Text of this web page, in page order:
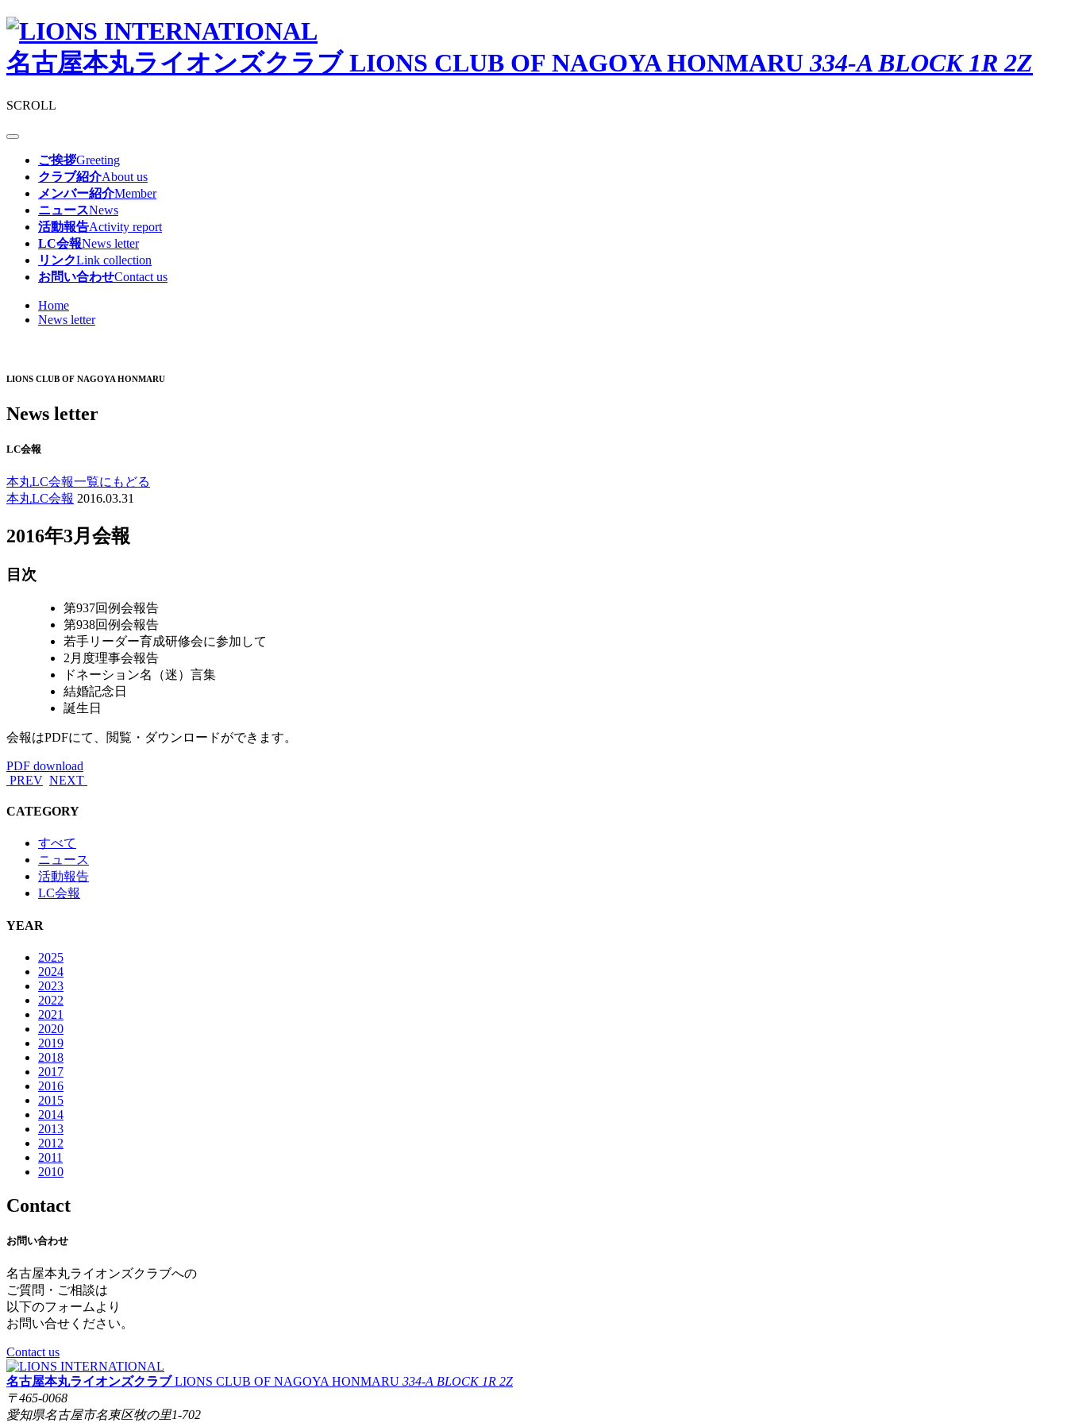
名古屋本丸ライオンズクラブ LIONS CLUB OF NAGOYA HONMARU 334-A BLOCK 1R 2Z
SCROLL
ご挨拶Greeting
クラブ紹介About us
メンバー紹介Member
ニュースNews
活動報告Activity report
LC会報News letter
リンクLink collection
お問い合わせContact us
Home
News letter
LIONS CLUB OF NAGOYA HONMARU
News letter
LC会報
本丸LC会報一覧にもどる
本丸LC会報 2016.03.31
2016年3月会報
目次
第937回例会報告
第938回例会報告
若手リーダー育成研修会に参加して
2月度理事会報告
ドネーション名（迷）言集
結婚記念日
誕生日
会報はPDFにて、閲覧・ダウンロードができます。
PDF download
PREV NEXT
CATEGORY
すべて
ニュース
活動報告
LC会報
YEAR
2025
2024
2023
2022
2021
2020
2019
2018
2017
2016
2015
2014
2013
2012
2011
2010
Contact
お問い合わせ
名古屋本丸ライオンズクラブへの
ご質問・ご相談は
以下のフォームより
お問い合せください。
Contact us
名古屋本丸ライオンズクラブ LIONS CLUB OF NAGOYA HONMARU 334-A BLOCK 1R 2Z
〒465-0068
愛知県名古屋市名東区牧の里1-702